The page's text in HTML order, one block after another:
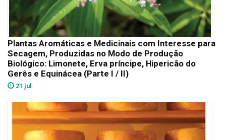
Plantas Aromáticas e Medicinais com Interesse para
Secagem, Produzidas no Modo de Produção
Biológico: Limonete, Erva príncipe, Hipericão do
Gerês e Equinácea (Parte I / II)
21 jul